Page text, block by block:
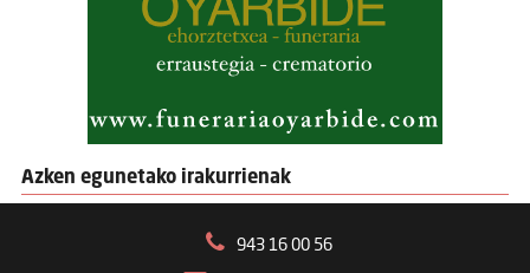
Azken egunetako irakurrienak
943 16 00 56